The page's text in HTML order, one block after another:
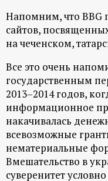
Напомним, что BBG
сайтов,
на чеченском,
Все это очень
государственным
2013–2014 годов,
информационное
накачивалась
всевозможные
нематериальные
Вмешательство в
суверенитет